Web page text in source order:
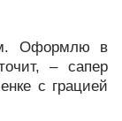
Оформлю в
– сапер
с грацией